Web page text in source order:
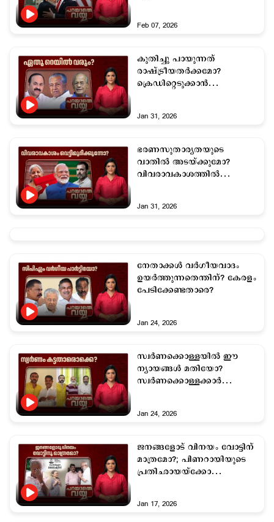
Feb 07, 2026
കുതിച്ചു പായുന്നത്
രാഷ്ട്രീയതര്‍ക്കമോ?
ക്രെഡിറ്റെടുക്കാന്‍
Jan 31, 2026
ഭരണസുതാര്യതയുടെ
വാതിൽ അടയ്ക്കുമോ?
വിവരാവകാശത്തില്‍
Jan 31, 2026
നേതാക്കള്‍ വര്‍ഗീയവാദം
ഉയര്‍ത്തുന്നതെന്തിന്? കേരളം
പേടിക്കേണ്ടതാരെ?
Jan 24, 2026
സ്വര്‍ണക്കൊള്ളയില്‍ ഈ
ന്യായങ്ങള്‍ മതിയോ?
സ്വര്‍ണക്കൊള്ളക്കാര്‍
Jan 24, 2026
ജനങ്ങളോട് വിനയം വോട്ടിന്
മാത്രമോ?; പിണറായിയുടെ
പ്രതിഛായയ്ക്കോ
Jan 17, 2026